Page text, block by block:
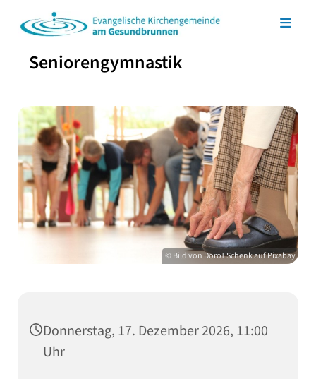
Seniorengymnastik
© Bild von DoroT Schenk auf Pixabay
Donnerstag, 17. Dezember 2026, 11:00
Uhr